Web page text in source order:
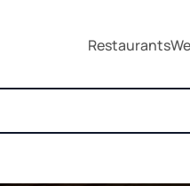
Restaurants